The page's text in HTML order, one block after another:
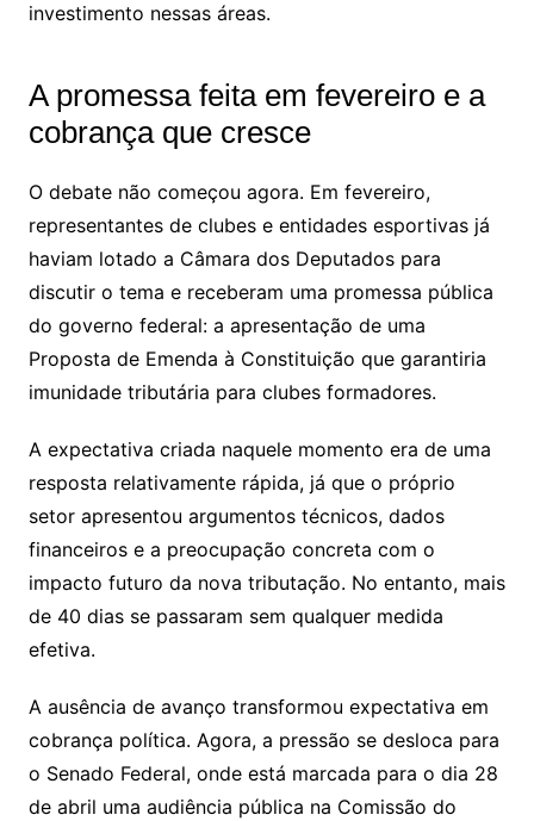
investimento nessas áreas.
A promessa feita em fevereiro e a
cobrança que cresce
O debate não começou agora. Em fevereiro,
representantes de clubes e entidades esportivas já
haviam lotado a Câmara dos Deputados para
discutir o tema e receberam uma promessa pública
do governo federal: a apresentação de uma
Proposta de Emenda à Constituição que garantiria
imunidade tributária para clubes formadores.
A expectativa criada naquele momento era de uma
resposta relativamente rápida, já que o próprio
setor apresentou argumentos técnicos, dados
financeiros e a preocupação concreta com o
impacto futuro da nova tributação. No entanto, mais
de 40 dias se passaram sem qualquer medida
efetiva.
A ausência de avanço transformou expectativa em
cobrança política. Agora, a pressão se desloca para
o Senado Federal, onde está marcada para o dia 28
de abril uma audiência pública na Comissão do